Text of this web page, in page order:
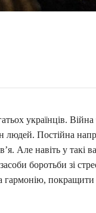
українців.
людей. Постійна
Але навіть у такі
боротьби зі
покращити